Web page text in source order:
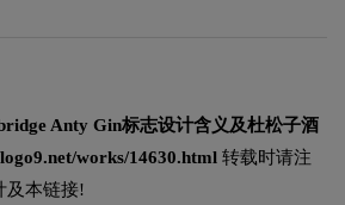
Anty Gin标志设计含义及杜松子酒
works/14630.html 转载时请注
及本链接!